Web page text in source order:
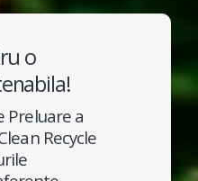
o
Preluare a
Recycle